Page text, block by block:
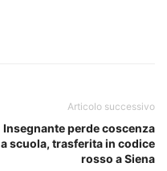
Articolo successivo
Insegnante perde coscenza
a scuola, trasferita in codice
rosso a Siena